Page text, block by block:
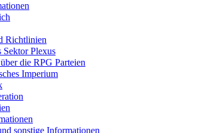
Richtlinien
Plexus
die RPG Parteien
Imperium
sonstige Informationen